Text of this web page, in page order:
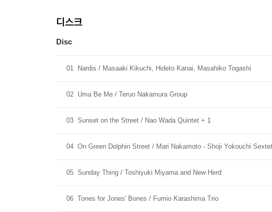
디스크
Disc
01 Nardis / Masaaki Kikuchi, Hideto Kanai, Masahiko Togashi
02 Uma Be Me / Teruo Nakamura Group
03 Sunset on the Street / Nao Wada Quintet + 1
04 On Green Dolphin Street / Mari Nakamoto - Shoji Yokouchi Sextet
05 Sunday Thing / Toshiyuki Miyama and New Herd
06 Tones for Jones' Bones / Fumio Karashima Trio